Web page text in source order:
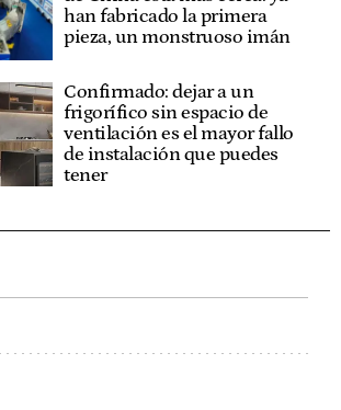
han fabricado la primera
pieza, un monstruoso imán
Confirmado: dejar a un
frigorífico sin espacio de
ventilación es el mayor fallo
de instalación que puedes
tener